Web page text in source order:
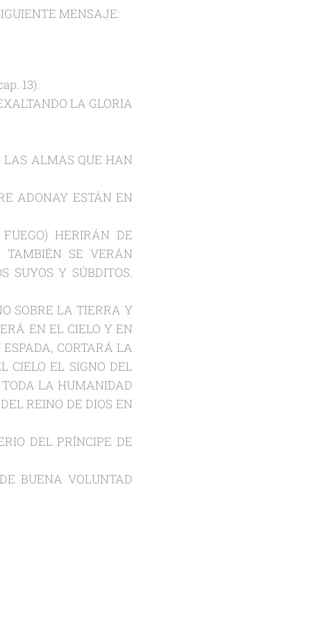
MENSAJE:
13).
LA GLORIA
LAS ALMAS QUE HAN
ADONAY ESTÁN EN
HERIRÁN DE
SE VERÁN
SUYOS Y SÚBDITOS.
SOBRE LA TIERRA Y
EN EL CIELO Y EN
CORTARÁ LA
CIELO EL SIGNO DEL
TODA LA HUMANIDAD
REINO DE DIOS EN
DEL PRÍNCIPE DE
BUENA VOLUNTAD